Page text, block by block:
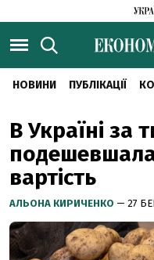
НОВИНИ ПУБЛІКАЦІЇ
В Україні за
подешевшала
вартість
АЛЬОНА КИРИЧЕНКО — 27